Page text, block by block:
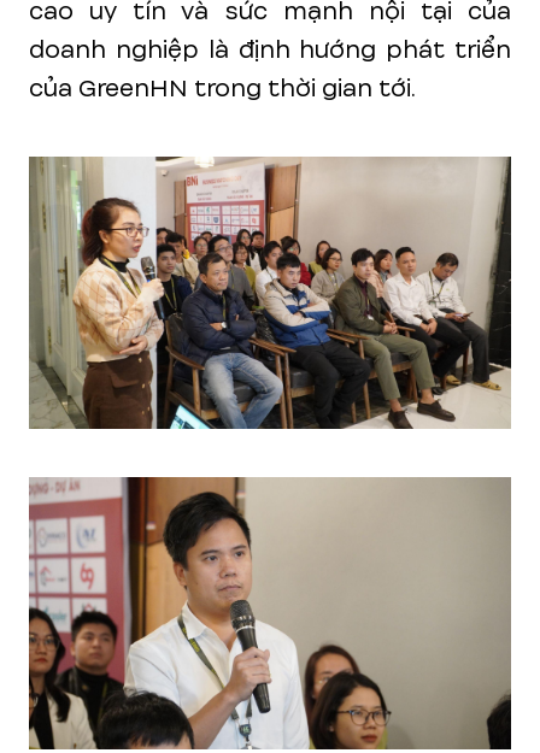
cao uy tín và sức mạnh nội tại của
doanh nghiệp là định hướng phát triển
của GreenHN trong thời gian tới.